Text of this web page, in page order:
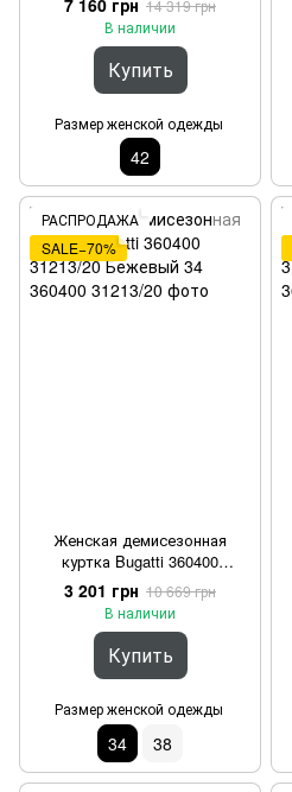
14 319 грн
В наличии
Купить
Размер женской одежды
42
РАСПРОДАЖА
SALE−70%
Женская демисезонная
куртка Bugatti 360400
31213/20 Бежевый 34
3 201 грн 10 669 грн
В наличии
Купить
Размер женской одежды
34 38